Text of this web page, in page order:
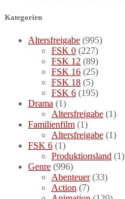
Kategorien
Altersfreigabe (995)
FSK 0 (227)
FSK 12 (89)
FSK 16 (25)
FSK 18 (5)
FSK 6 (195)
Drama (1)
Altersfreigabe (1)
Familienfilm (1)
Altersfreigabe (1)
FSK 6 (1)
Produktionsland (1)
Genre (996)
Abenteuer(33)
Action (7)